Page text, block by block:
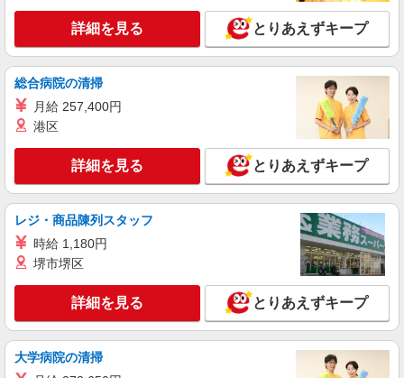
愛知県名古屋市北区
キープ 詳細を見る
アルバイト
日研トータルソーシング株式会社 メディカルケア事業部/名古屋オフ
ィス
未経験・無資格OKの介護スタッフ
時給1,450円〜1,750円 ★週払いOK（規定あ
り） ※給与幅は経験・能力による
愛知県名古屋市北区 【最寄駅】地下鉄名城
線 名城公園駅より徒歩6分 ★勤務地は3000ヶ所
以上★ 自宅から通いやすいエリアなど、お好きな
詳細を見る
株式会社ブレイブ（マイナビグループ）/MD23
介護スタッフ ◆デイサービス、サービス付き
高齢者向け住宅、グループホームなど様々な勤
詳細を見る とりあえずキープ
総合病院の清掃
月給 257,400円
港区
詳細を見る とりあえずキープ
レジ・商品陳列スタッフ
時給 1,180円
堺市堺区
詳細を見る とりあえずキープ
大学病院の清掃